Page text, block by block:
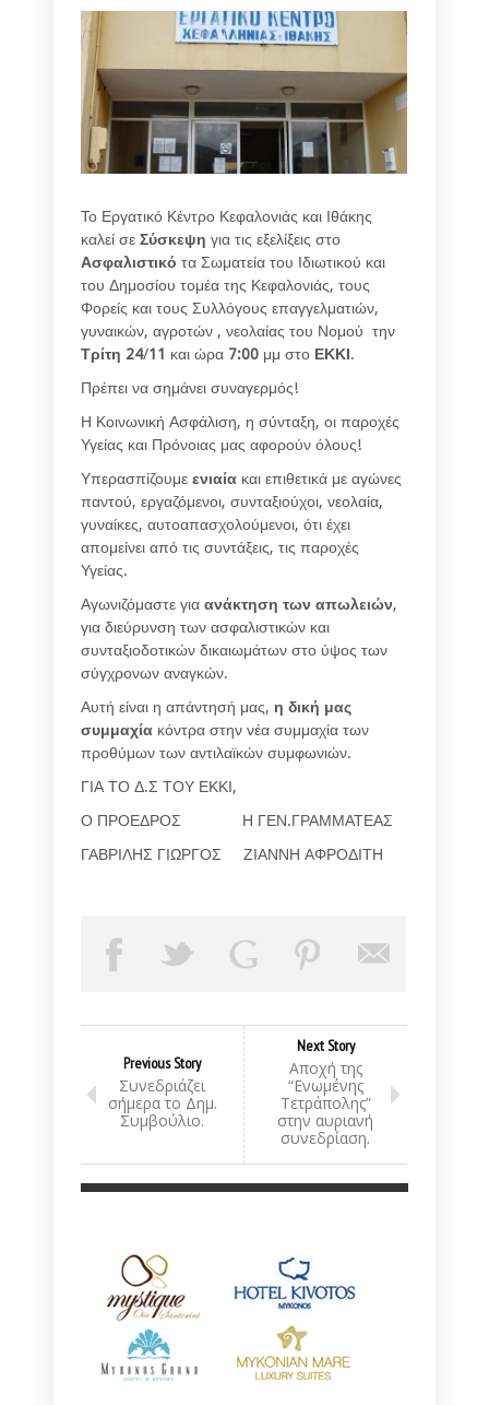
Το Εργατικό Κέντρο Κεφαλονιάς και Ιθάκης
καλεί σε Σύσκεψη για τις εξελίξεις στο
Ασφαλιστικό τα Σωματεία του Ιδιωτικού και
του Δημοσίου τομέα της Κεφαλονιάς, τους
Φορείς και τους Συλλόγους επαγγελματιών,
γυναικών, αγροτών , νεολαίας του Νομού την
Τρίτη 24/11 και ώρα 7:00 μμ στο ΕΚΚΙ.
Πρέπει να σημάνει συναγερμός!
Η Κοινωνική Ασφάλιση, η σύνταξη, οι παροχές
Υγείας και Πρόνοιας μας αφορούν όλους!
Υπερασπίζουμε ενιαία και επιθετικά με αγώνες
παντού, εργαζόμενοι, συνταξιούχοι, νεολαία,
γυναίκες, αυτοαπασχολούμενοι, ότι έχει
απομείνει από τις συντάξεις, τις παροχές
Υγείας.
Αγωνιζόμαστε για ανάκτηση των απωλειών,
για διεύρυνση των ασφαλιστικών και
συνταξιοδοτικών δικαιωμάτων στο ύψος των
σύγχρονων αναγκών.
Αυτή είναι η απάντησή μας, η δική μας
συμμαχία κόντρα στην νέα συμμαχία των
προθύμων των αντιλαϊκών συμφωνιών.
ΓΙΑ ΤΟ Δ.Σ ΤΟΥ ΕΚΚΙ,
Ο ΠΡΟΕΔΡΟΣ Η ΓΕΝ.ΓΡΑΜΜΑΤΕΑΣ
ΓΑΒΡΙΛΗΣ ΓΙΩΡΓΟΣ ΖΙΑΝΝΗ ΑΦΡΟΔΙΤΗ
Previous Story
Συνεδριάζει
σήμερα το Δημ.
Συμβούλιο.
Next Story
Αποχή της
“Ενωμένης
Τετράπολης”
στην αυριανή
συνεδρίαση.